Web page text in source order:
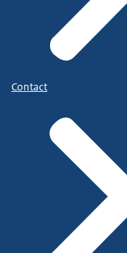
Contact